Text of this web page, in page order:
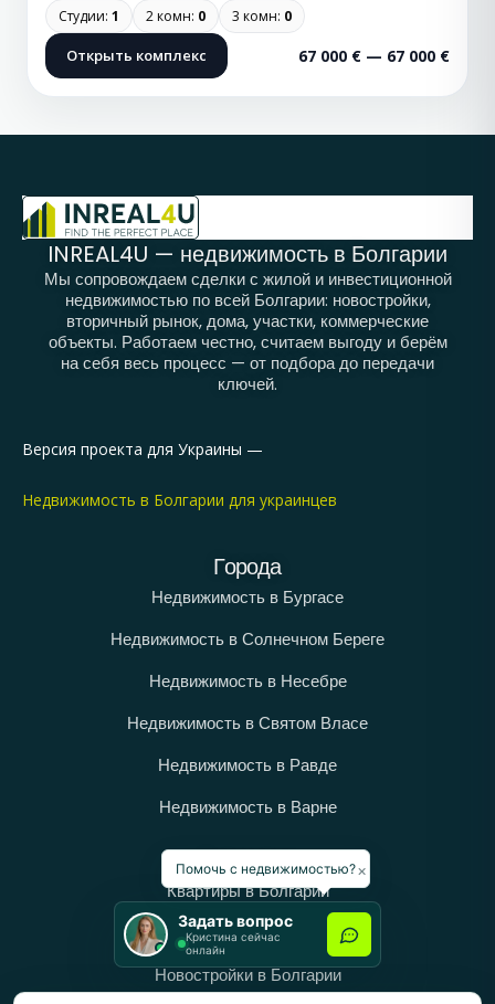
Студии: 1 2 комн: 0 3 комн: 0
Открыть комплекс 67 000 € — 67 000 €
INREAL4U — недвижимость в Болгарии
Мы сопровождаем сделки с жилой и инвестиционной
недвижимостью по всей Болгарии: новостройки,
вторичный рынок, дома, участки, коммерческие
объекты. Работаем честно, считаем выгоду и берём
на себя весь процесс — от подбора до передачи
ключей.
Версия проекта для Украины —
Недвижимость в Болгарии для украинцев
Города
Недвижимость в Бургасе
Недвижимость в Солнечном Береге
Недвижимость в Несебре
Недвижимость в Святом Власе
Недвижимость в Равде
Недвижимость в Варне
Категории
Квартиры в Болгарии
Дома в Болгарии
Новостройки в Болгарии
×
Помочь с недвижимостью?
Задать вопрос
Кристина сейчас
онлайн